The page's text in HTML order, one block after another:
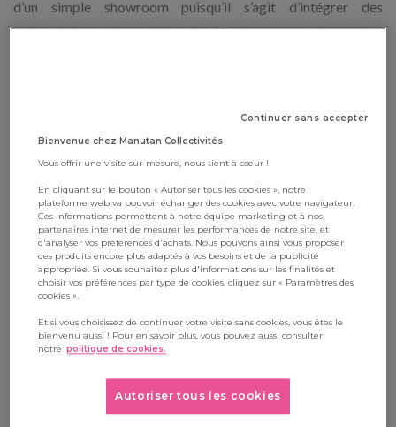
d’un simple showroom puisqu’il s’agit d’intégrer des
technologies et du mobilier dans l’environnement de manière
Créer
Développer
Interagir
Quelle conception de la pédagogie
est sous-tendue dans cette
initiative ?
Derrière tout cela il y a une idée depédagogie de projet
avec un fil rouge d’apprentissage actif
apprendre en faisant. Et mieux qu’être actif, être acteur.
Faisons le parallèle avec le cinéma : si le réalisateur du film
Continuer sans accepter
Bienvenue chez Manutan Collectivités
Vous offrir une visite sur-mesure, nous tient à cœur !
En cliquant sur le bouton « Autoriser tous les cookies », notre
plateforme web va pouvoir échanger des cookies avec votre navigateur.
Ces informations permettent à notre équipe marketing et à nos
partenaires internet de mesurer les performances de notre site, et
d'analyser vos préférences d'achats. Nous pouvons ainsi vous proposer
des produits encore plus adaptés à vos besoins et de la publicité
appropriée. Si vous souhaitez plus d'informations sur les finalités et
choisir vos préférences par type de cookies, cliquez sur « Paramètres des
cookies ».
Et si vous choisissez de continuer votre visite sans cookies, vous êtes le
bienvenu aussi ! Pour en savoir plus, vous pouvez aussi consulter
notre politique de cookies.
Autoriser tous les cookies